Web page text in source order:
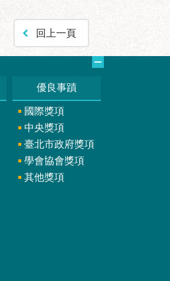
回上一頁
優良事蹟
國際獎項
中央獎項
臺北市政府獎項
學會協會獎項
其他獎項